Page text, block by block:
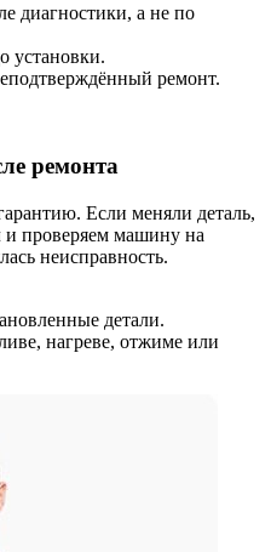
диагностики, а не по
установки.
ремонт.
ремонта
Если меняли деталь,
и проверяем машину на
неисправность.
детали.
нагреве, отжиме или